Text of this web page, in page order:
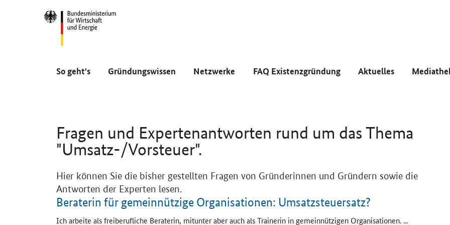
Navigation
Hauptmenü
So geht's Gründungswissen Netzwerke FAQ Existenzgründung Aktuelles
Fragen und Expertenantworten rund um das Thema
"Umsatz-/Vorsteuer".
Hier können Sie die bisher gestellten Fragen von Gründerinnen und Gründern sowie die
Antworten der Experten lesen.
Beraterin für gemeinnützige Organisationen: Umsatzsteuersatz?
Ich arbeite als freiberufliche Beraterin, mitunter aber auch als Trainerin in gemeinnützigen Organisationen. ...